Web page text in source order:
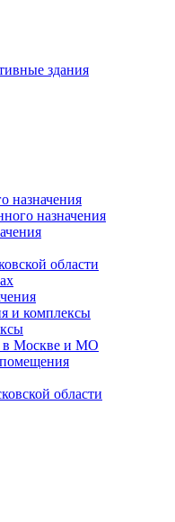
здания
назначения
назначения
области
и комплексы
в Москве и МО
области